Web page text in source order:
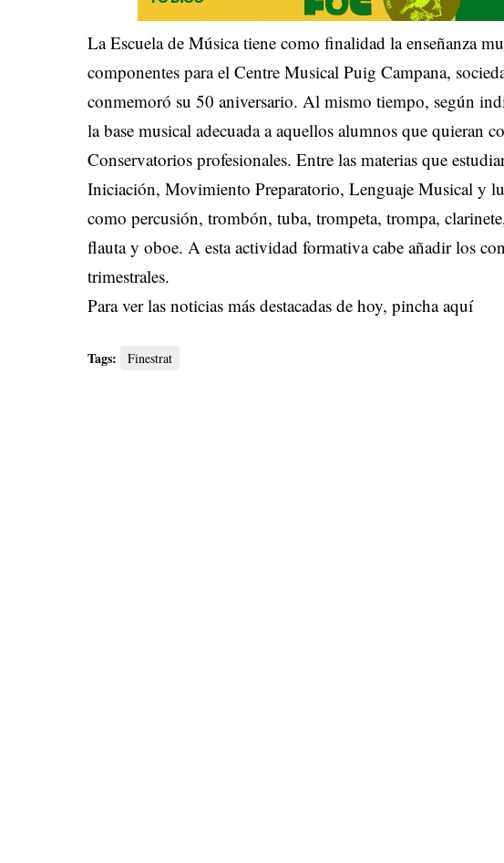
La Escuela de Música tiene como finalidad la enseñanza
componentes para el Centre Musical Puig Campana,
conmemoró su 50 aniversario. Al mismo tiempo, según
la base musical adecuada a aquellos alumnos que quieran
Conservatorios profesionales. Entre las materias que
Iniciación, Movimiento Preparatorio, Lenguaje Musical y
como percusión, trombón, tuba, trompeta, trompa,
flauta y oboe. A esta actividad formativa cabe añadir los
trimestrales.
Para ver las noticias más destacadas de hoy,pincha aquí
Tags: Finestrat